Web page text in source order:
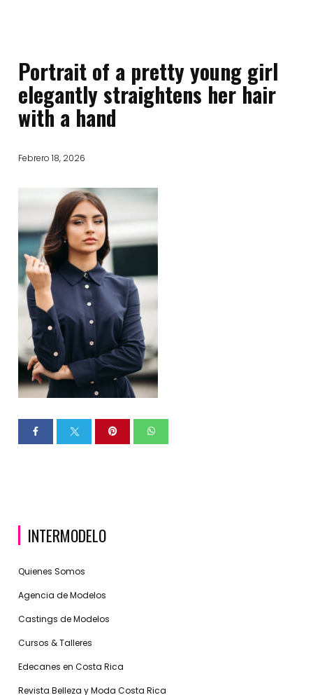
Portrait of a pretty young girl
elegantly straightens her hair
with a hand
Febrero 18, 2026
INTERMODELO
Quienes Somos
Agencia de Modelos
Castings de Modelos
Cursos & Talleres
Edecanes en Costa Rica
Revista Belleza y Moda Costa Rica